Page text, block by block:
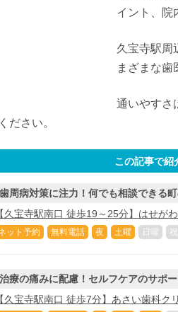
イント、院
久宝寺駅周
まざまな歯
通いやすさ
ださい。
この記事で紹
歯周病対策に注力！何でも相談できる
【久宝寺駅南口 徒歩19～25分】はせが
ット予約 無料電話 夜 土曜 日曜
治療の痛みに配慮！セルフケアのサポ
【久宝寺駅南口 徒歩7分】あさい歯科